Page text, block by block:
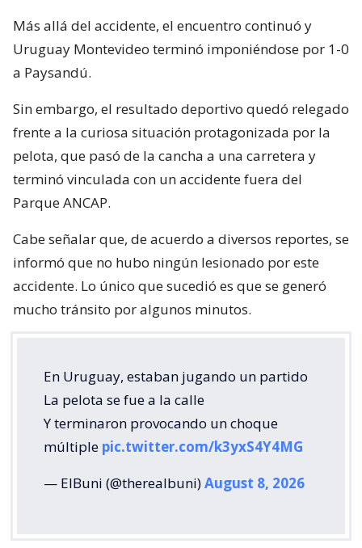
Más allá del accidente, el encuentro continuó y
Uruguay Montevideo terminó imponiéndose por 1-0
a Paysandú.
Sin embargo, el resultado deportivo quedó relegado
frente a la curiosa situación protagonizada por la
pelota, que pasó de la cancha a una carretera y
terminó vinculada con un accidente fuera del
Parque ANCAP.
Cabe señalar que, de acuerdo a diversos reportes, se
informó que no hubo ningún lesionado por este
accidente. Lo único que sucedió es que se generó
mucho tránsito por algunos minutos.
En Uruguay, estaban jugando un partido
La pelota se fue a la calle
Y terminaron provocando un choque
múltiple pic.twitter.com/k3yxS4Y4MG
— ElBuni (@therealbuni)August 8, 2026